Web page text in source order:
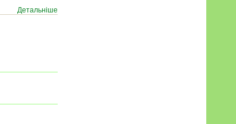
Детальніше